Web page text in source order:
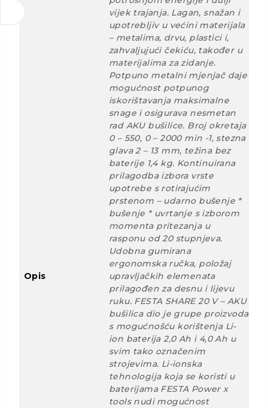
Opis
vijek trajanja. Lagan, snažan i
upotrebljiv u većini materijala
– metalima, drvu, plastici i,
zahvaljujući čekiću, također u
materijalima za zidanje.
Potpuno metalni mjenjač daje
mogućnost potpunog
iskorištavanja maksimalne
snage i osigurava nesmetan
rad AKU bušilice. Broj okretaja
0 – 550, 0 – 2000 min -1, stezna
glava 2 – 13 mm, težina bez
baterije 1,4 kg. Kontinuirana
prilagodba izbora vrste
upotrebe s rotirajućim
prstenom – udarno bušenje *
bušenje * uvrtanje s izborom
momenta pritezanja u
rasponu od 20 stupnjeva.
Udobna gumirana
ergonomska ručka, položaj
upravljačkih elemenata
prilagođen za desnu i lijevu
ruku. FESTA SHARE 20 V – AKU
bušilica dio je grupe proizvoda
s mogućnošću korištenja Li-
ion baterija 2,0 Ah i 4,0 Ah u
svim tako označenim
strojevima. Li-ionska
tehnologija koja se koristi u
baterijama FESTA Power x
tools nudi mogućnost